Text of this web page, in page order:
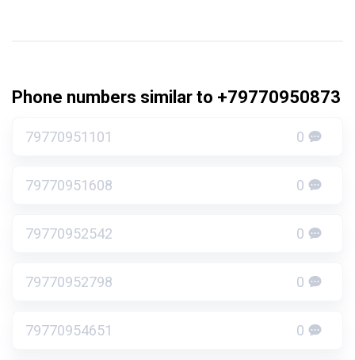
Phone numbers similar to +79770950873
79770951101 0
79770951608 0
79770952542 0
79770952798 0
79770954651 0